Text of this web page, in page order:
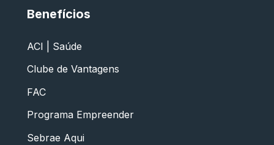
Benefícios
ACI | Saúde
Clube de Vantagens
FAC
Programa Empreender
Sebrae Aqui